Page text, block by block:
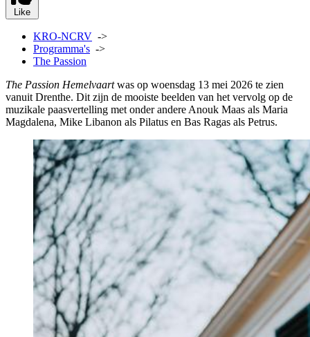
Like
KRO-NCRV ->
Programma's ->
The Passion
The Passion Hemelvaartwas op woensdag 13 mei 2026 te zien
vanuit Drenthe. Dit zijn de mooiste beelden van het vervolg op de
muzikale paasvertelling met onder andere Anouk Maas als Maria
Magdalena, Mike Libanon als Pilatus en Bas Ragas als Petrus.